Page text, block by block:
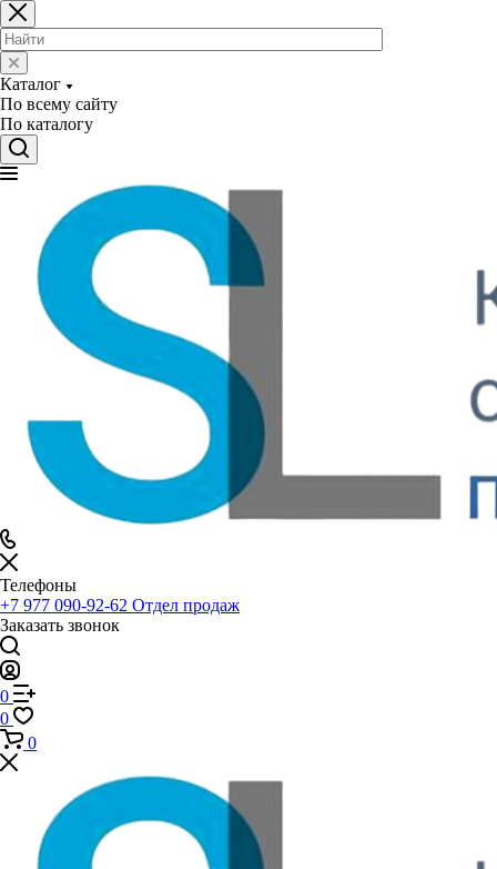
Каталог
По всему сайту
По каталогу
Телефоны
+7 977 090-92-62 Отдел продаж
Заказать звонок
0
0
0